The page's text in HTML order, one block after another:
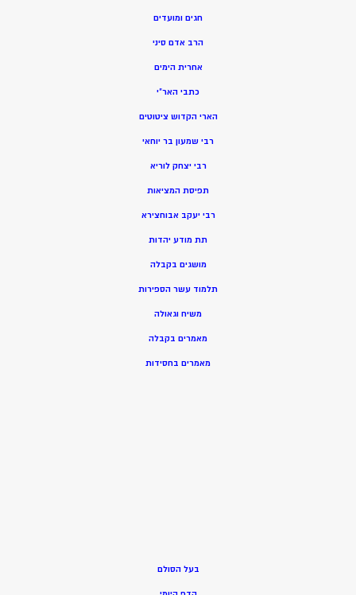
חגים ומועדים
הרב אדם סיני
אחרית הימים
כתבי האר”י
הארי הקדוש ציטוטים
רבי שמעון בר יוחאי
רבי יצחק לוריא
תפיסת המציאות
רבי יעקב אבוחצירא
תת מודע יהדות
מושגים בקבלה
תלמוד עשר הספירות
משיח וגאולה
מאמרים בקבלה
מאמרים בחסידות
בעל הסולם